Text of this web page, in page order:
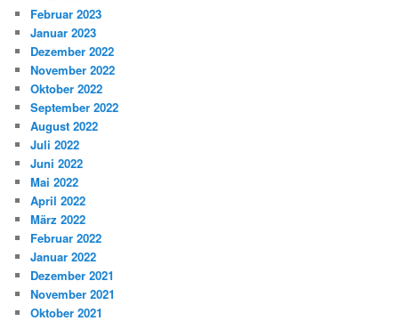
Februar 2023
Januar 2023
Dezember 2022
November 2022
Oktober 2022
September 2022
August 2022
Juli 2022
Juni 2022
Mai 2022
April 2022
März 2022
Februar 2022
Januar 2022
Dezember 2021
November 2021
Oktober 2021